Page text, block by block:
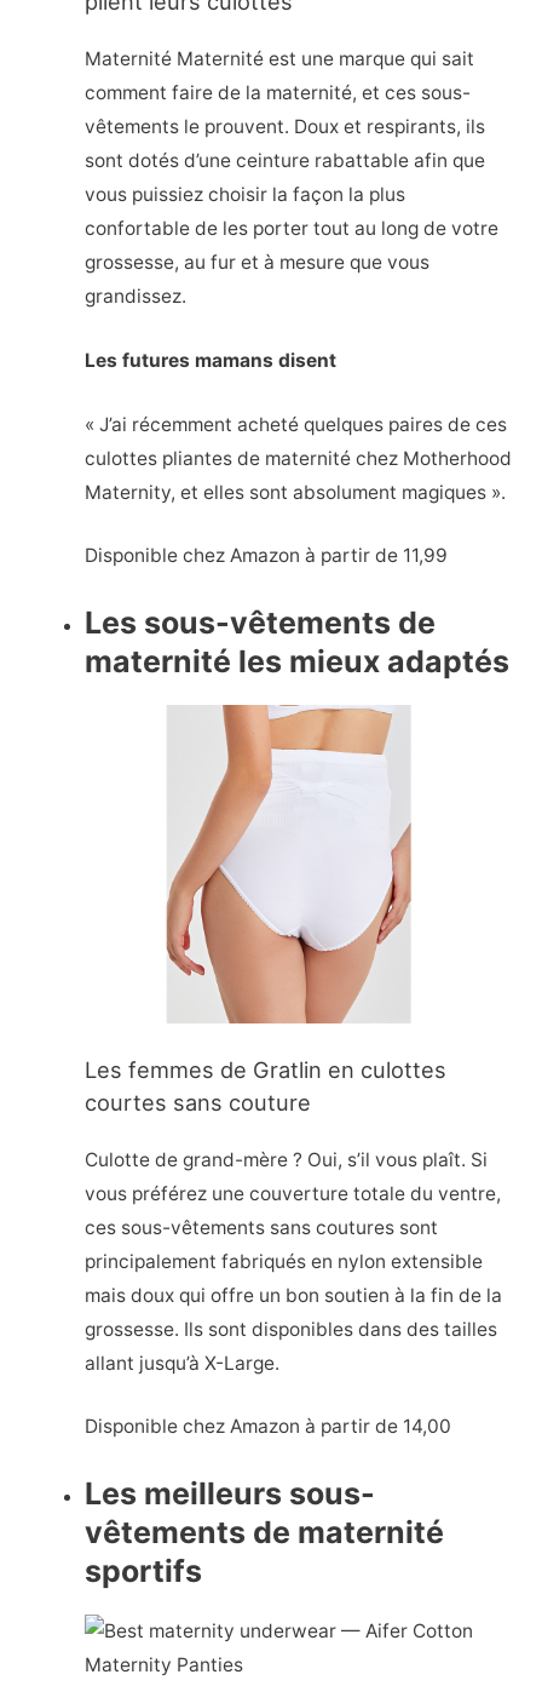
Maternité Maternité est une marque qui sait
comment faire de la maternité, et ces sous-
vêtements le prouvent. Doux et respirants, ils
sont dotés d’une ceinture rabattable afin que
vous puissiez choisir la façon la plus
confortable de les porter tout au long de votre
grossesse, au fur et à mesure que vous
grandissez.
Les futures mamans disent
« J’ai récemment acheté quelques paires de ces
culottes pliantes de maternité chez Motherhood
Maternity, et elles sont absolument magiques ».
Disponible chez Amazon à partir de 11,99
Les sous-vêtements de
maternité les mieux adaptés
Les femmes de Gratlin en culottes
courtes sans couture
Culotte de grand-mère ? Oui, s’il vous plaît. Si
vous préférez une couverture totale du ventre,
ces sous-vêtements sans coutures sont
principalement fabriqués en nylon extensible
mais doux qui offre un bon soutien à la fin de la
grossesse. Ils sont disponibles dans des tailles
allant jusqu’à X-Large.
Disponible chez Amazon à partir de 14,00
Les meilleurs sous-
vêtements de maternité
sportifs